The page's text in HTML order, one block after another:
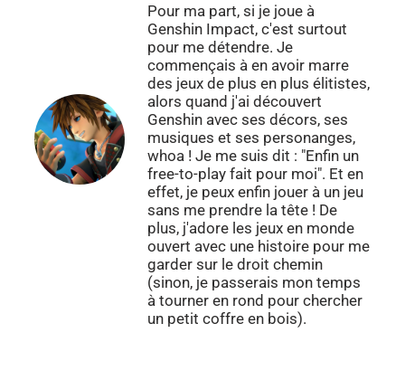
Pour ma part, si je joue à
Genshin Impact, c'est surtout
pour me détendre. Je
commençais à en avoir marre
des jeux de plus en plus élitistes,
alors quand j'ai découvert
Genshin avec ses décors, ses
musiques et ses personanges,
whoa ! Je me suis dit : "Enfin un
free-to-play fait pour moi". Et en
effet, je peux enfin jouer à un jeu
sans me prendre la tête ! De
plus, j'adore les jeux en monde
ouvert avec une histoire pour me
garder sur le droit chemin
(sinon, je passerais mon temps
à tourner en rond pour chercher
un petit coffre en bois).